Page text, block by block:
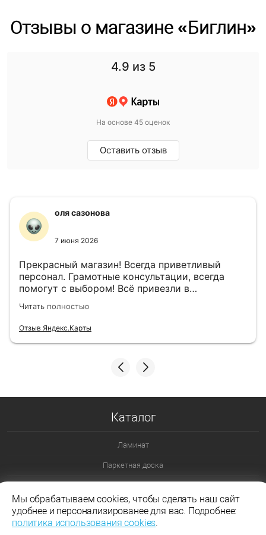
Отзывы о магазине «Биглин»
4.9 из 5
На основе 45 оценок
Оставить отзыв
оля сазонова
7 июня 2026
Прекрасный магазин! Всегда приветливый
персонал. Грамотные консультации, всегда
помогут с выбором! Всё привезли в
назначенный день!
Читать полностью
Отзыв Яндекс.Карты
Каталог
Ламинат
Паркетная доска
Ламинат 33 класс
Ламинат Эггер
Мы обрабатываем cookies, чтобы сделать наш сайт
удобнее и персонализированее для вас. Подробнее:
политика использования cookies.